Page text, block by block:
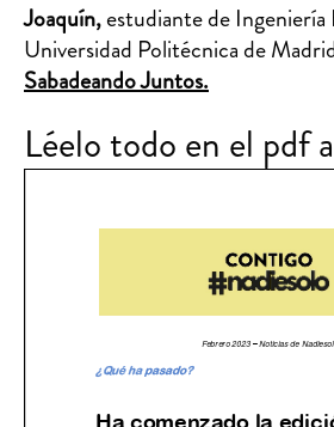
Joaquín,estudiante de Ingeniería
Universidad Politécnica de
Sabadeando Juntos.
Léelo todo en el pdf